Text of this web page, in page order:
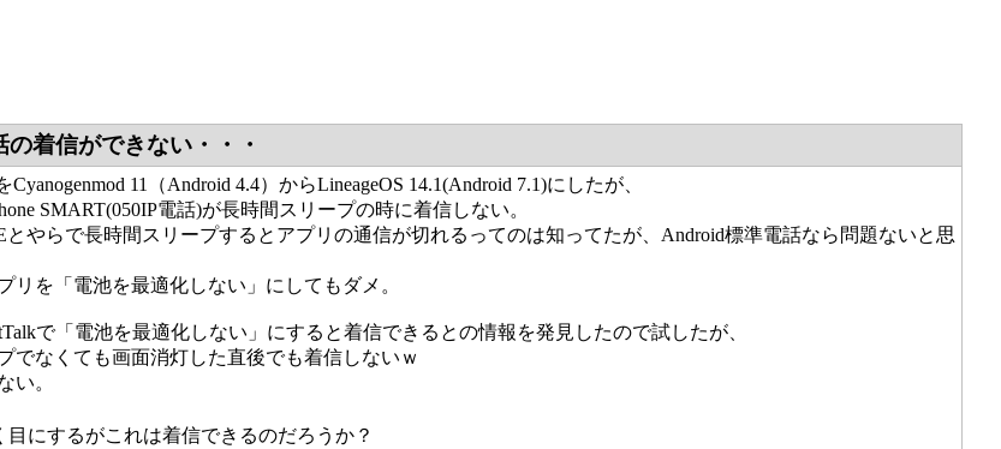
着信ができない・・・
Cyanogenmod 11（Android 4.4）からLineageOS 14.1(Android 7.1)にしたが、
SMART(050IP電話)が長時間スリープの時に着信しない。
とやらで長時間スリープするとアプリの通信が切れるってのは知ってたが、Android標準電話なら問題ないと思
リを「電池を最適化しない」にしてもダメ。
で「電池を最適化しない」にすると着信できるとの情報を発見したので試したが、
でなくても画面消灯した直後でも着信しないｗ
い。
目にするがこれは着信できるのだろうか？